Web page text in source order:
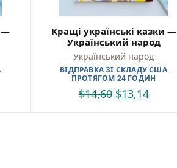
—
Кращі українські казки —
Український народ
Український народ
ВІДПРАВКА ЗІ СКЛАДУ США
ПРОТЯГОМ 24 ГОДИН
$14,60 $13,14